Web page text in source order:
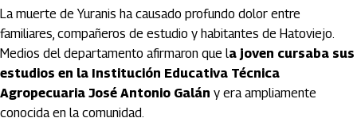
La muerte de Yuranis ha causado profundo dolor entre
familiares, compañeros de estudio y habitantes de Hatoviejo.
Medios del departamento afirmaron que la joven cursaba sus
estudios en la Institución Educativa Técnica
Agropecuaria José Antonio Galán y era ampliamente
conocida en la comunidad.